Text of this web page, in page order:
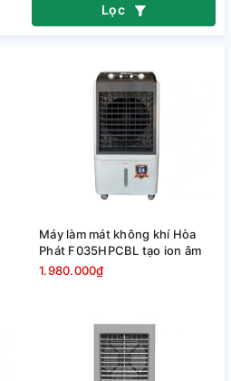
Lọc
Máy làm mát không khí Hòa
Phát F035HPCBL tạo ion âm
1.980.000₫